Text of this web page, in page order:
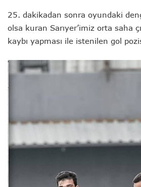
25. dakikadan sonra oyundaki
olsa kuran Sarıyer’imiz orta saha
kaybı yapması ile istenilen gol